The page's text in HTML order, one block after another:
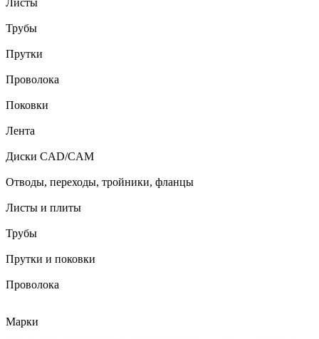
Листы
Трубы
Прутки
Проволока
Поковки
Лента
Диски CAD/CAM
Отводы, переходы, тройники, фланцы
Листы и плиты
Трубы
Прутки и поковки
Проволока
Марки